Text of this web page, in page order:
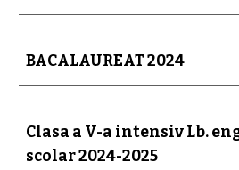
BACALAUREAT 2024
Clasa a V-a intensiv Lb.
scolar 2024-2025